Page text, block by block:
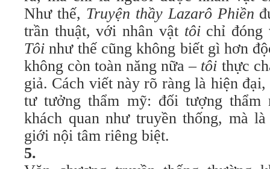
Như thế, Truyện thầy Lazarô Phiền
trần thuật, với nhân vật tôichỉ đóng
Tôinhư thế cũng không biết gì hơn
không còn toàn năng nữa – tôi thực
giả. Cách viết này rõ ràng là hiện
tư tưởng thẩm mỹ: đối tượng thẩm
khách quan như truyền thống, mà
giới nội tâm riêng biệt.
5.